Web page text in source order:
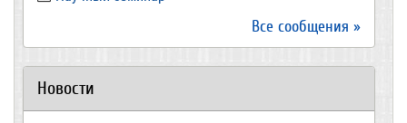
Все сообщения »
Новости